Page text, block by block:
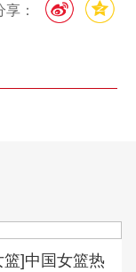
享：
篮]中国女篮热